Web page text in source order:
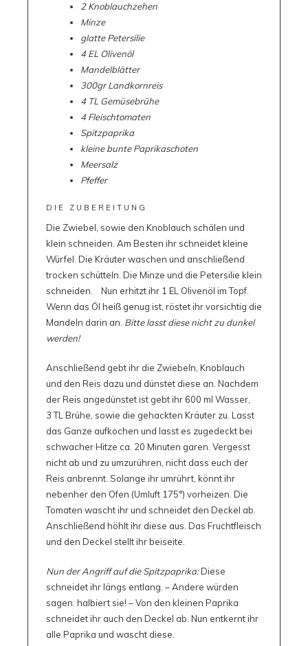
2 Knoblauchzehen
Minze
glatte Petersilie
4 EL Olivenöl
Mandelblätter
300gr Landkornreis
4 TL Gemüsebrühe
4 Fleischtomaten
Spitzpaprika
kleine bunte Paprikaschoten
Meersalz
Pfeffer
DIE ZUBEREITUNG
Die Zwiebel, sowie den Knoblauch schälen und
klein schneiden. Am Besten ihr schneidet kleine
Würfel. Die Kräuter waschen und anschließend
trocken schütteln. Die Minze und die Petersilie klein
schneiden. Nun erhitzt ihr 1 EL Olivenöl im Topf.
Wenn das Öl heiß genug ist, röstet ihr vorsichtig die
Mandeln darin an. Bitte lasst diese nicht zu dunkel
werden!
Anschließend gebt ihr die Zwiebeln, Knoblauch
und den Reis dazu und dünstet diese an. Nachdem
der Reis angedünstet ist gebt ihr 600 ml Wasser,
3 TL Brühe, sowie die gehackten Kräuter zu. Lasst
das Ganze aufkochen und lasst es zugedeckt bei
schwacher Hitze ca. 20 Minuten garen. Vergesst
nicht ab und zu umzurühren, nicht dass euch der
Reis anbrennt. Solange ihr umrührt, könnt ihr
nebenher den Ofen (Umluft 175°) vorheizen. Die
Tomaten wascht ihr und schneidet den Deckel ab.
Anschließend höhlt ihr diese aus. Das Fruchtfleisch
und den Deckel stellt ihr beiseite.
Nun der Angriff auf die Spitz­paprika:Diese
schneidet ihr längs entlang. – Andere würden
sagen: halbiert sie! – Von den kleinen Paprika
schneidet ihr auch den Deckel ab. Nun entkernt ihr
alle Paprika und wascht diese.